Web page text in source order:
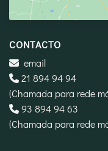
CONTACTO
email
21 894 94 94
(Chamada para rede
‪93 894 94 63‬
(Chamada para rede